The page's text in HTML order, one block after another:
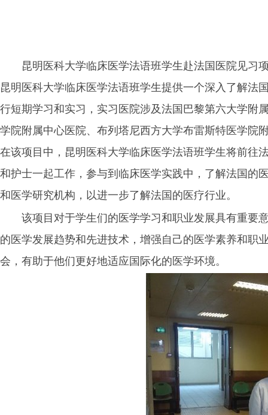
昆明医科大学临床医学法语班学生赴法国医院见习
昆明医科大学临床医学法语班学生提供一个深入了解法
行短期学习和实习，实习医院涉及法国巴黎第六大学附
学院附属中心医院、布列塔尼西方大学布雷斯特医学院
在该项目中，昆明医科大学临床医学法语班学生将前往
和护士一起工作，参与到临床医学实践中，了解法国的
和医学研究机构，以进一步了解法国的医疗行业。
该项目对于学生们的医学学习和职业发展具有重要
的医学发展趋势和先进技术，增强自己的医学素养和职
会，有助于他们更好地适应国际化的医学环境。